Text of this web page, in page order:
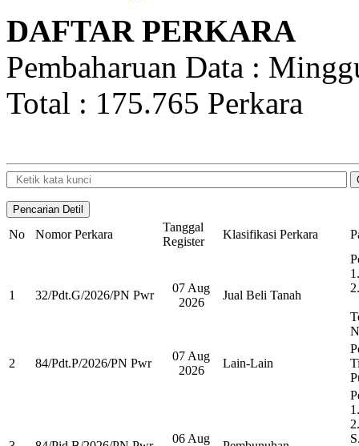
DAFTAR PERKARA
Pembaharuan Data :
Total : 175.765 Perkara
No Nomor Perkara
Tanggal
Register
Klasifikasi Perkara
1 32/Pdt.G/2026/PN Pwr
07 Aug
2026
Jual Beli Tanah
2 84/Pdt.P/2026/PN Pwr
07 Aug
2026
Lain-Lain
06 Aug